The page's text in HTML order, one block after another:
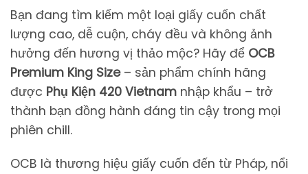
Bạn đang tìm kiếm một loại giấy cuốn chất
lượng cao, dễ cuộn, cháy đều và không ảnh
hưởng đến hương vị thảo mộc? Hãy để OCB
Premium King Size– sản phẩm chính hãng
được Phụ Kiện 420 Vietnam nhập khẩu – trở
thành bạn đồng hành đáng tin cậy trong mọi
phiên chill.
OCB là thương hiệu giấy cuốn đến từ Pháp, nổi